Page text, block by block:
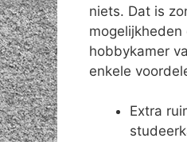
niets. Dat is
hobbykamer
enkele
Extra